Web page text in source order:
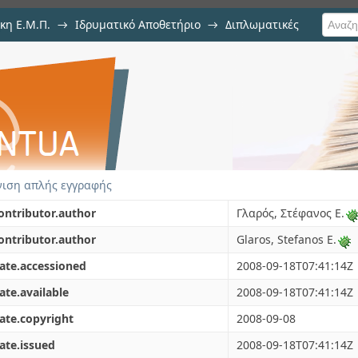
Ε.Μ.Π. → Ιδρυματικό Αποθετήριο → Διπλωματικές
πολυζωνικού μοντέλου
για την εκτίμηση της
απλής εγγραφής
Γλαρός, Στέφανος Ε.
Glaros, Stefanos E.
2008-09-18T07:41:14Z
2008-09-18T07:41:14Z
2008-09-08
2008-09-18T07:41:14Z